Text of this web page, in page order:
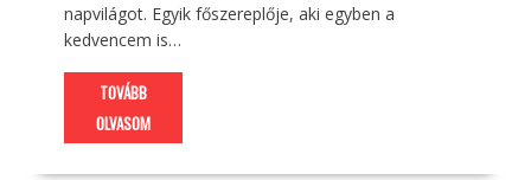
napvilágot. Egyik főszereplője, aki egyben a
kedvencem is…
TOVÁBB
OLVASOM